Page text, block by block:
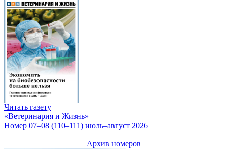
Читать газету
«Ветеринария и Жизнь»
Номер 07–08 (110–111) июль–август 2026
Архив номеров